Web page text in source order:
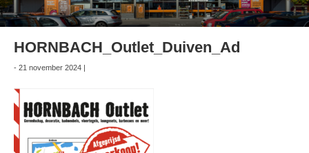
HORNBACH_Outlet_Duiven_Ad
- 21 november 2024 |